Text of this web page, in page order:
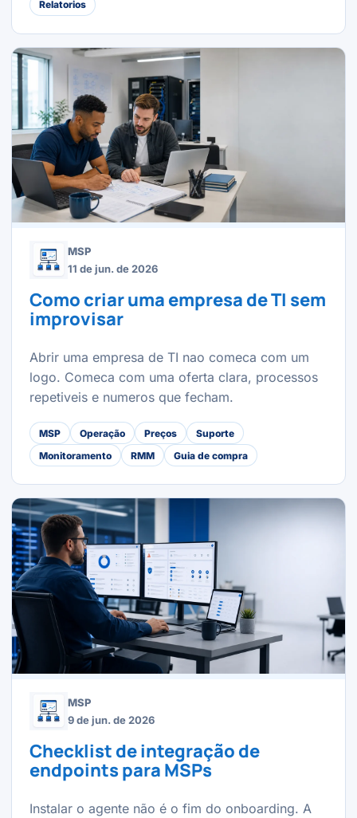
Relatorios
MSP
11 de jun. de 2026
Como criar uma empresa de TI sem
improvisar
Abrir uma empresa de TI nao comeca com um
logo. Comeca com uma oferta clara, processos
repetiveis e numeros que fecham.
MSP Operação Preços
Suporte
Monitoramento
RMM Guia de compra
MSP
9 de jun. de 2026
Checklist de integração de
endpoints para MSPs
Instalar o agente não é o fim do onboarding. A